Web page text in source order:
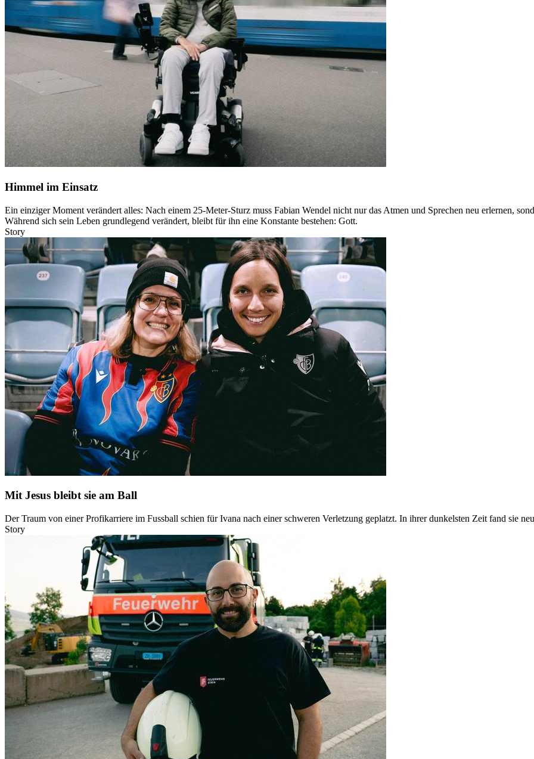
Himmel im Einsatz
Ein einziger Moment verändert alles: Nach einem 25-Meter-Sturz muss Fabian Wendel nicht nur das Atmen und Sprechen neu erlernen,
Während sich sein Leben grundlegend verändert, bleibt für ihn eine Konstante bestehen: Gott.
Story
Mit Jesus bleibt sie am Ball
Der Traum von einer Profikarriere im Fussball schien für Ivana nach einer schweren Verletzung geplatzt. In ihrer dunkelsten Zeit fand sie
Story